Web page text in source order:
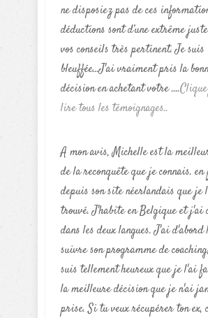
ne disposiez pas de ces
déductions sont d’une extrême
vos conseils très pertinent. Je suis
bleuffée...J'ai vraiment pris la
décision en achetant votre ....
lire tous les témoignages..
A mon avis, Michelle est la
de la reconquête que je connais.
depuis son site néerlandais que je
trouvé. J'habite en Belgique et j'ai
dans les deux langues. J'ai d'abord
suivre son programme de
suis tellement heureux que je l'ai
la meilleure décision que je n'ai
prise. Si tu veux récupérer ton ex,